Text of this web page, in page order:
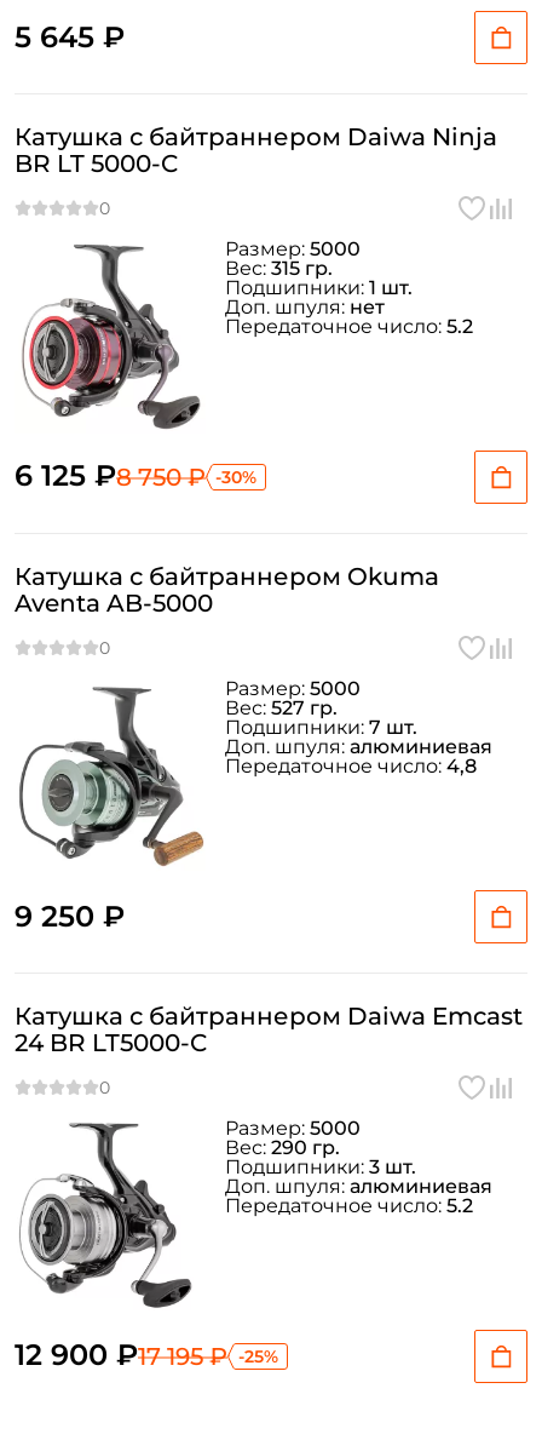
5 645 ₽
Катушка с байтраннером Daiwa Ninja
BR LT 5000-C
6 125 ₽8 750 ₽ -30%
Размер: 5000
Вес: 315 гр.
Подшипники: 1 шт.
Доп. шпуля: нет
Передаточное число: 5.2
Катушка с байтраннером Okuma
Aventa AB-5000
9 250 ₽
Размер: 5000
Вес: 527 гр.
Подшипники: 7 шт.
Доп. шпуля: алюминиевая
Передаточное число: 4,8
Катушка с байтраннером Daiwa Emcast
24 BR LT5000-C
12 900 ₽17 195 ₽ -25%
Размер: 5000
Вес: 290 гр.
Подшипники: 3 шт.
Доп. шпуля: алюминиевая
Передаточное число: 5.2
ФИО: *
Email: *
Номер телефона: *
Придумайте пароль: *